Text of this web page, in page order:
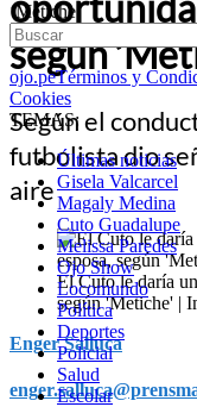
‘Metiche’
ojo.peTérminos y
Cookies
TEMAS:
Últimas noticias
Gisela Valcarcel
Magaly Medina
Cuto Guadalupe
Melissa Paredes
Ojo Show
Locomundo
Política
Deportes
Policial
Salud
Escolar
según
Según el
futbolista dio
aire
El Cuto le daría
según 'Metiche' |
Enger Salluca